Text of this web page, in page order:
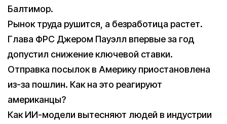
Балтимор.
Рынок труда рушится, а безработица растет.
Глава ФРС Джером Пауэлл впервые за год
допустил снижение ключевой ставки.
Отправка посылок в Америку приостановлена
из-за пошлин. Как на это реагируют
американцы?
Как ИИ-модели вытесняют людей в индустрии